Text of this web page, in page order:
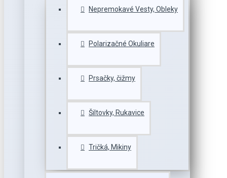
Nepremokavé Vesty, Obleky
Polarizačné Okuliare
Prsačky, čižmy
Šiltovky, Rukavice
Tričká, Mikiny